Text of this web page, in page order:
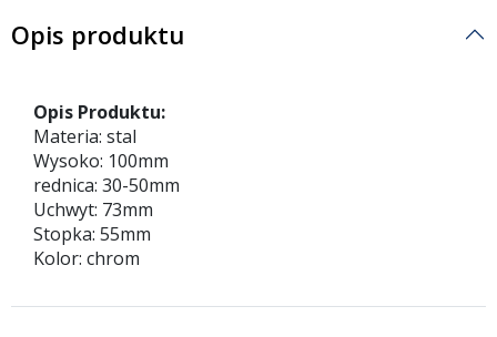
Opis produktu
Opis Produktu:
Materia: stal
Wysoko: 100mm
rednica: 30-50mm
Uchwyt: 73mm
Stopka: 55mm
Kolor: chrom